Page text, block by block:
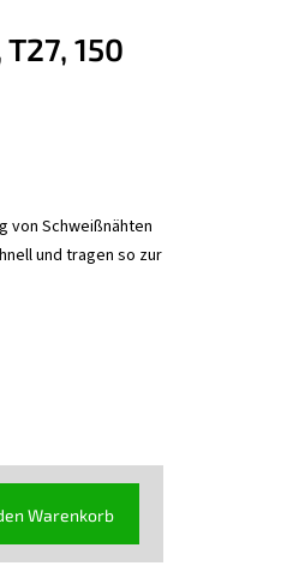
von Schweißnähten
und tragen so zur
Warenkorb
150